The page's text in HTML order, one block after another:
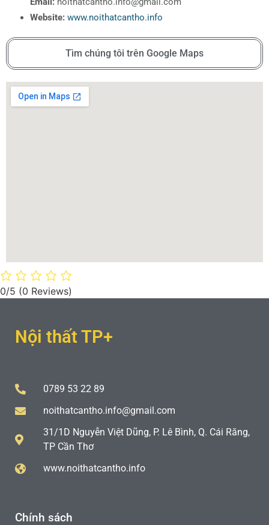
Website: www.noithatcantho.info
Tìm chúng tôi trên Google Maps
0/5 (0 Reviews)
Nội thất TP+
0789 53 22 89
noithatcantho.info@gmail.com
31/1D Nguyễn Việt Dũng, P. Lê Bình, Q. Cái Răng,
TP Cần Thơ
www.noithatcantho.info
Chính sách